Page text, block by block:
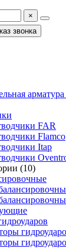
×
звонка
FAR
Flamco
Itap
(10)